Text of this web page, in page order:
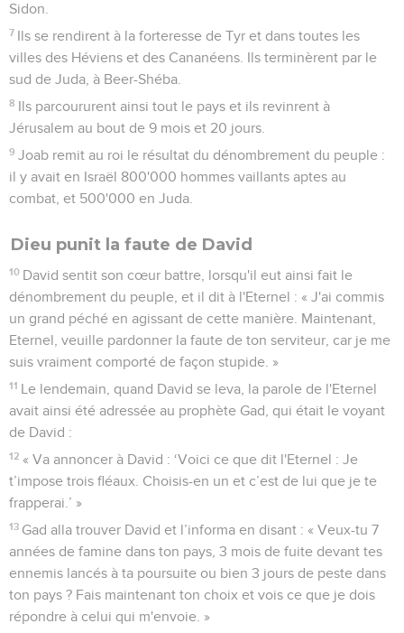
Sidon.
7 Ils se rendirent à la forteresse de Tyr et dans toutes les
villes des Héviens et des Cananéens. Ils terminèrent par le
sud de Juda, à Beer-Shéba.
8 Ils parcoururent ainsi tout le pays et ils revinrent à
Jérusalem au bout de 9 mois et 20 jours.
9 Joab remit au roi le résultat du dénombrement du peuple :
il y avait en Israël 800'000 hommes vaillants aptes au
combat, et 500'000 en Juda.
Dieu punit la faute de David
10 David sentit son cœur battre, lorsqu'il eut ainsi fait le
dénombrement du peuple, et il dit à l'Eternel : « J'ai commis
un grand péché en agissant de cette manière. Maintenant,
Eternel, veuille pardonner la faute de ton serviteur, car je me
suis vraiment comporté de façon stupide. »
11 Le lendemain, quand David se leva, la parole de l'Eternel
avait ainsi été adressée au prophète Gad, qui était le voyant
de David :
12 « Va annoncer à David : ‘Voici ce que dit l'Eternel : Je
t’impose trois fléaux. Choisis-en un et c’est de lui que je te
frapperai.’ »
13 Gad alla trouver David et l’informa en disant : « Veux-tu 7
années de famine dans ton pays, 3 mois de fuite devant tes
ennemis lancés à ta poursuite ou bien 3 jours de peste dans
ton pays ? Fais maintenant ton choix et vois ce que je dois
répondre à celui qui m'envoie. »